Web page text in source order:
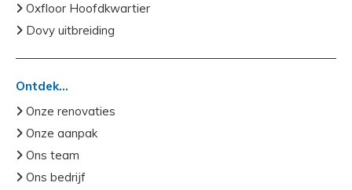
Oxfloor Hoofdkwartier
Dovy uitbreiding
Ontdek...
Onze renovaties
Onze aanpak
Ons team
Ons bedrijf